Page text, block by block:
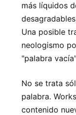
más líquidos
Una posible
neologismo
"palabra
No se trata
palabra.
contenido